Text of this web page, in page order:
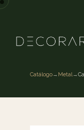
Catálogo→ Metal→